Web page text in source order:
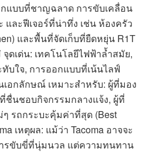
แบบที่ชาญฉลาด การขับเคลื่อน
และฟีเจอร์ที่น่าทึ่ง เช่น ห้องครัว
และพื้นที่จัดเก็บที่ยืดหยุ่น R1T
ดเด่น: เทคโนโลยีไฟฟ้าล้ำสมัย,
บใจ, การออกแบบที่เน้นไลฟ์
เอกลักษณ์ เหมาะสำหรับ: ผู้ที่มอง
ชื่นชอบกิจกรรมกลางแจ้ง, ผู้ที่
รถกระบะคุ้มค่าที่สุด (Best
เหตุผล: แม้ว่า Tacoma อาจจะ
รขับขี่ที่นุ่มนวล แต่ความทนทาน